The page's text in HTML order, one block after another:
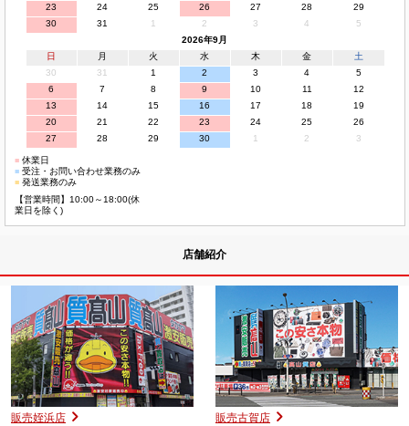
23
24 25 26 27 28
29
30
31 1 2 3 4
5
2026年9月
日
月 火 水 木 金
土
30
31 1 2 3 4
5
6
7 8 9 10 11
12
13
14 15 16 17 18
19
20
21 22 23 24 25
26
27
28 29 30 1 2 3
■休業日
■受注・お問い合わせ業務のみ
■発送業務のみ
【営業時間】10:00～18:00(休
業日を除く)
店舗紹介
販売姪浜店
販売古賀店